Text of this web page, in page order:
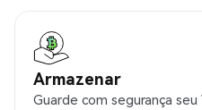
Armazenar
Guarde com segurança